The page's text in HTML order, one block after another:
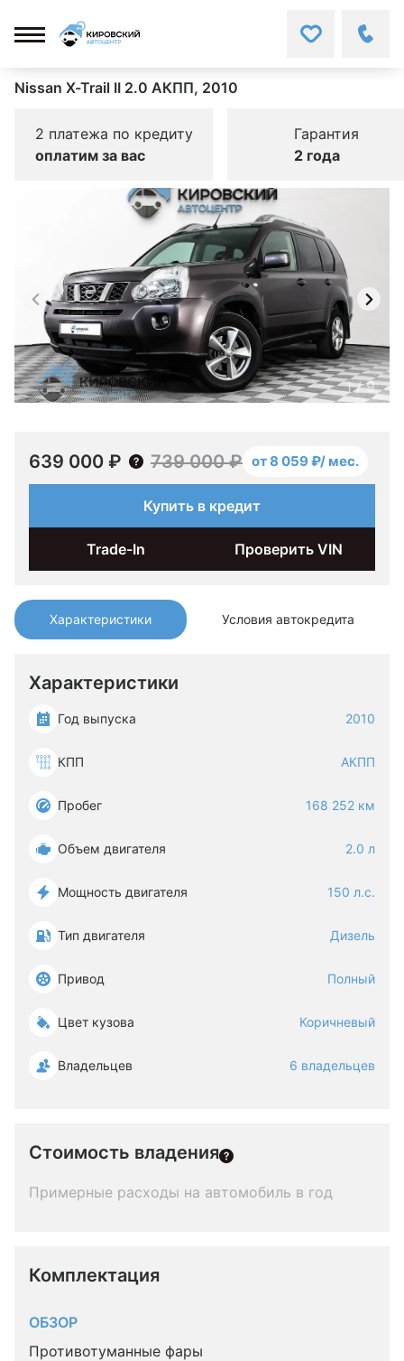
Nissan X-Trail II 2.0 АКПП, 2010
2 платежа по кредиту
оплатим за вас
Гарантия
2 года
Характеристики Условия автокредита
Характеристики
Год выпуска 2010
КПП АКПП
Пробег 168 252 км
Объем двигателя 2.0 л
Мощность двигателя 150 л.с.
Тип двигателя Дизель
Привод Полный
Цвет кузова Коричневый
Владельцев 6 владельцев
Стоимость владения
Примерные расходы на автомобиль в год
Комплектация
ОБЗОР
Противотуманные фары
1/9
639 000 ₽ 739 000 ₽ от 8 059 ₽/ мес.
Купить в кредит
Trade-In Проверить VIN